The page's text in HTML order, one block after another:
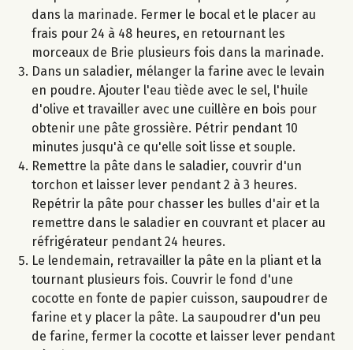
dans la marinade. Fermer le bocal et le placer au
frais pour 24 à 48 heures, en retournant les
morceaux de Brie plusieurs fois dans la marinade.
Dans un saladier, mélanger la farine avec le levain
en poudre. Ajouter l'eau tiède avec le sel, l'huile
d'olive et travailler avec une cuillère en bois pour
obtenir une pâte grossière. Pétrir pendant 10
minutes jusqu'à ce qu'elle soit lisse et souple.
Remettre la pâte dans le saladier, couvrir d'un
torchon et laisser lever pendant 2 à 3 heures.
Repétrir la pâte pour chasser les bulles d'air et la
remettre dans le saladier en couvrant et placer au
réfrigérateur pendant 24 heures.
Le lendemain, retravailler la pâte en la pliant et la
tournant plusieurs fois. Couvrir le fond d'une
cocotte en fonte de papier cuisson, saupoudrer de
farine et y placer la pâte. La saupoudrer d'un peu
de farine, fermer la cocotte et laisser lever pendant